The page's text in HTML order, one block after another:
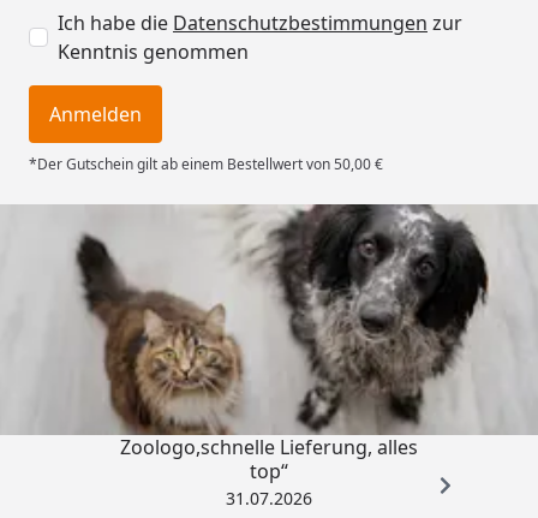
Ich habe die Datenschutzbestimmungen zur
Kenntnis genommen
Anmelden
*Der Gutschein gilt ab einem Bestellwert von 50,00 €
Trusted Shops
4,74/ 5
„Gute Erfahrung mit
Zoologo,schnelle Lieferung, alles
top“
31.07.2026